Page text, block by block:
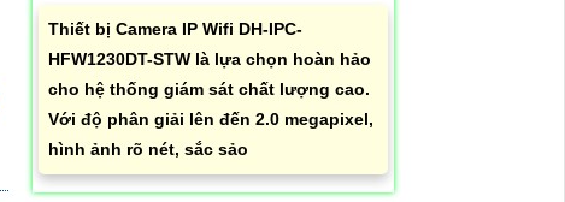
Thiết bị Camera IP Wifi DH-IPC-
HFW1230DT-STW là lựa chọn hoàn hảo
cho hệ thống giám sát chất lượng cao.
Với độ phân giải lên đến 2.0 megapixel,
hình ảnh rõ nét, sắc sảo